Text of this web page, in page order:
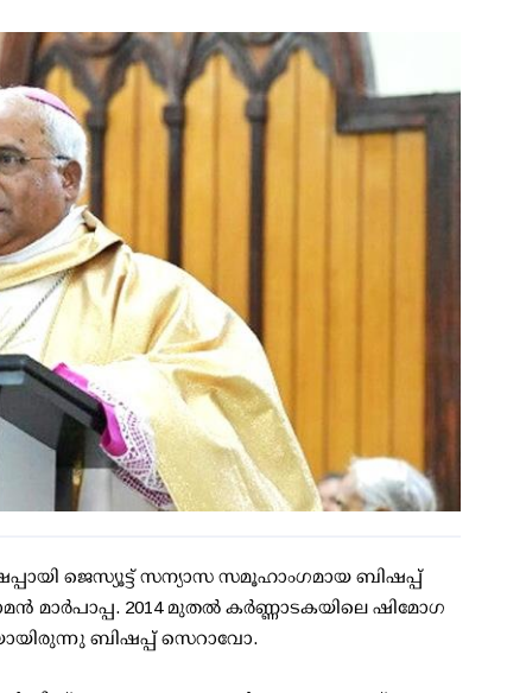
ജെസ്യൂട്ട് സന്യാസ സമൂഹാംഗമായ ബിഷപ്പ്
മാർപാപ്പ. 2014 മുതൽ കർണ്ണാടകയിലെ ഷിമോഗ
ബിഷപ്പ് സെറാവോ.